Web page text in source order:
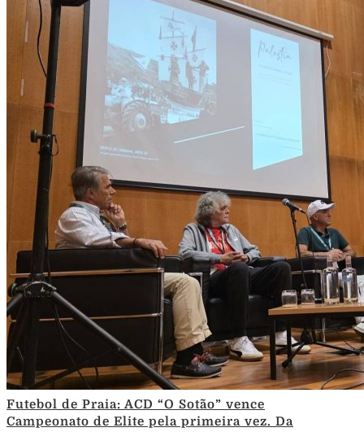
Futebol de Praia: ACD “O Sotão” vence
Campeonato de Elite pela primeira vez. Da